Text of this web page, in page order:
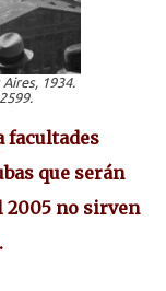
1934.
facultades
que serán
2005 no sirven